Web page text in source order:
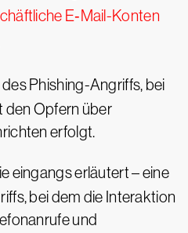
E‑Mail-Konten
Phishing-Angriffs, bei
den Opfern über
erfolgt.
eingangs erläutert – eine
bei dem die Interaktion
und